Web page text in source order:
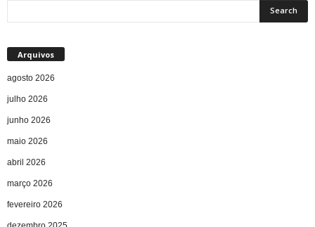
Arquivos
agosto 2026
julho 2026
junho 2026
maio 2026
abril 2026
março 2026
fevereiro 2026